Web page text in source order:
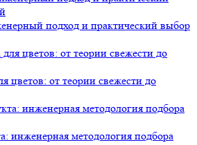
подход и практический выбор
цветов: от теории свежести до
инженерная методология подбора